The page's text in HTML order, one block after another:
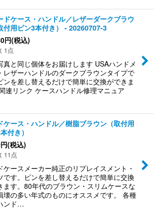
ケース・ハンドル／レザーダークブラウ
付用ピン3本付き） - 20260707-3
円(税込)
1点
真と同じ個体をお届けします USAハンドメ
レザーハンドルのダークブラウンタイプで
ンを差し替えるだけで簡単に交換ができま
連リンク ケースハンドル修理マニュア
ケース・ハンドル／樹脂ブラウン（取付用
付き）
円(税込)
11点
ケースメーカー純正のリプレイスメント・
です。ピンを差し替えるだけで簡単に交換
ます。80年代のブラウン・スリムケースな
壊の多い年式のものにオススメです。 各種
ンド…